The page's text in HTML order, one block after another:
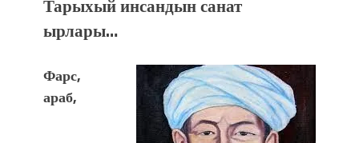
Тарыхый инсандын санат
ырлары…
Фарс,
араб,